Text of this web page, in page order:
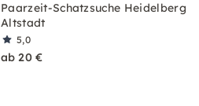
Paarzeit-Schatzsuche Heidelberg
Altstadt
5,0
ab 20 €